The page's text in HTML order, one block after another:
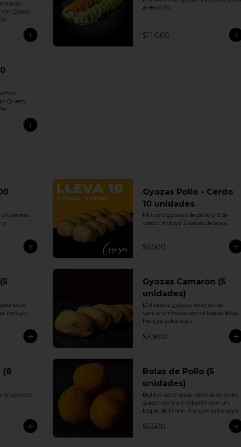
elección soya o agridulce Bless + 7
Queso.
a elección.
$11.000
Queso.
o
Gyozas Pollo - Cerdo
10 unidades
Mix de 5 gyozas de pollo y 5 de
cerdo. Incluye 2 salsas de soya.
$5.500
Incluye
Gyozas Camarón (5
unidades)
Deliciosas gyozas rellenas de
camarón fresco con el toque Bless.
Incluye salsa soya.
$3.800
(8
crujientes
Bolas de Pollo (5
unidades)
Bolitas apanadas rellenas de pollo,
queso crema y cebollín con un
toque de limón. Incluye salsa soya.
$5.500